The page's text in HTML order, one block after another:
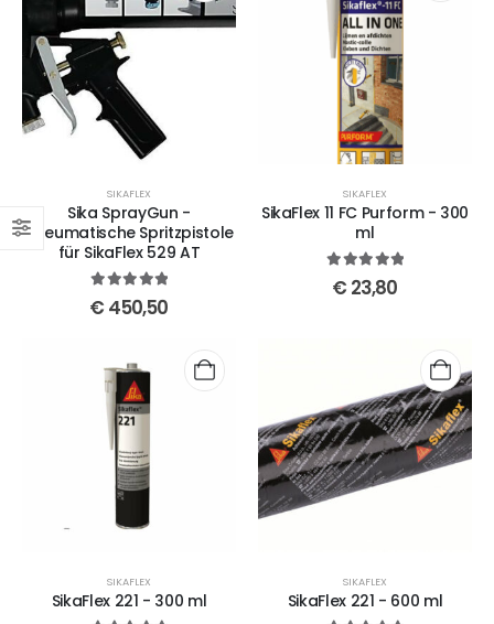
SIKAFLEX
Sika SprayGun -
pneumatische Spritzpistole
für SikaFlex 529 AT
5out of 5
€ 450,50
SIKAFLEX
SikaFlex 11 FC Purform - 300
ml
out of 5
€ 23,80
SIKAFLEX
SikaFlex 221 - 300 ml
SIKAFLEX
SikaFlex 221 - 600 ml